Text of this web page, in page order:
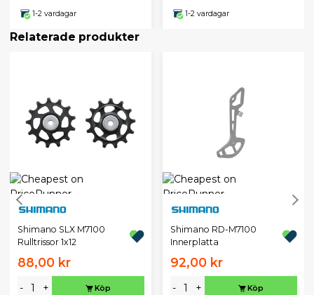
1-2 vardagar 1-2 vardagar
Relaterade produkter
Shimano SLX M7100
Rulltrissor 1x12
88,00 kr
- + Köp
Shimano RD-M7100
Innerplatta
92,00 kr
- + Köp